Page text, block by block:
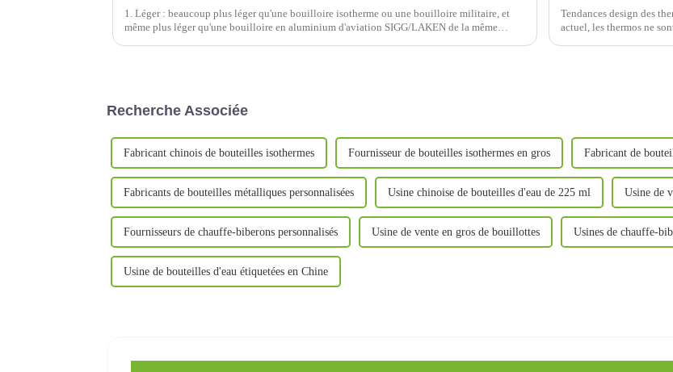
1. Léger : beaucoup plus léger qu'une bouilloire isotherme ou une bouilloire militaire, et
même plus léger qu'une bouilloire en aluminium d'aviation SIGG/LAKEN de la même
Tendances design des
actuel, les thermos ne
Recherche Associée
Fabricant chinois de bouteilles isothermes Fournisseur de bouteilles isothermes en gros Fabricant de
Fabricants de bouteilles métalliques personnalisées Usine chinoise de bouteilles d'eau de 225 ml Usine de
Fournisseurs de chauffe-biberons personnalisés Usine de vente en gros de bouillottes Usines de chauffe-
Usine de bouteilles d'eau étiquetées en Chine